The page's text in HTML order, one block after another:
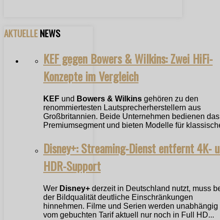
AKTUELLENEWS
KEF gegen Bowers & Wilkins: Zwei HiFi-
Konzepte im Vergleich
KEF und Bowers & Wilkins gehören zu den
renommiertesten Lautsprecherherstellern aus
Großbritannien. Beide Unternehmen bedienen das
Premiumsegment und bieten Modelle für
Disney+: Streaming-Dienst entfernt 4K-
HDR-Support
Wer Disney+ derzeit in Deutschland nutzt, muss
der Bildqualität deutliche Einschränkungen
hinnehmen. Filme und Serien werden unabhängig
vom gebuchten Tarif aktuell nur noch in Full HD...